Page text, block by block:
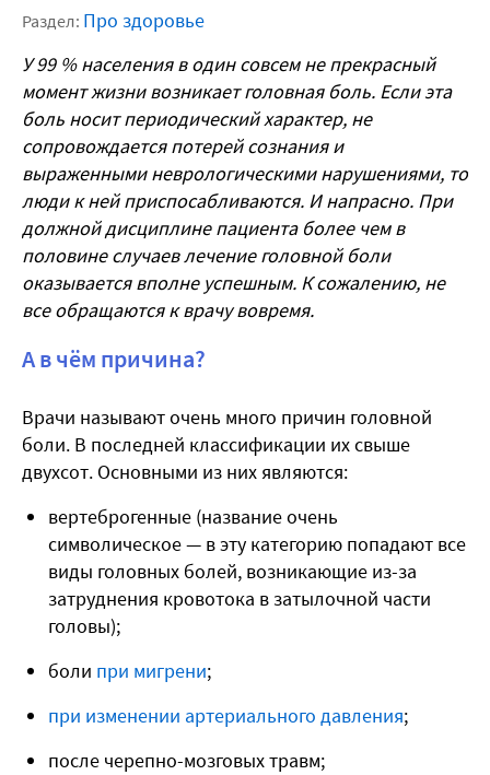
Раздел: Про здоровье
У 99 % населения в один совсем не прекрасный
момент жизни возникает головная боль. Если эта
боль носит периодический характер, не
сопровождается потерей сознания и
выраженными неврологическими нарушениями, то
люди к ней приспосабливаются. И напрасно. При
должной дисциплине пациента более чем в
половине случаев лечение головной боли
оказывается вполне успешным. К сожалению, не
все обращаются к врачу вовремя.
А в чём причина?
Врачи называют очень много причин головной
боли. В последней классификации их свыше
двухсот. Основными из них являются:
вертеброгенные (название очень
символическое — в эту категорию попадают все
виды головных болей, возникающие из-за
затруднения кровотока в затылочной части
головы);
боли при мигрени;
при изменении артериального давления;
после черепно-мозговых травм;